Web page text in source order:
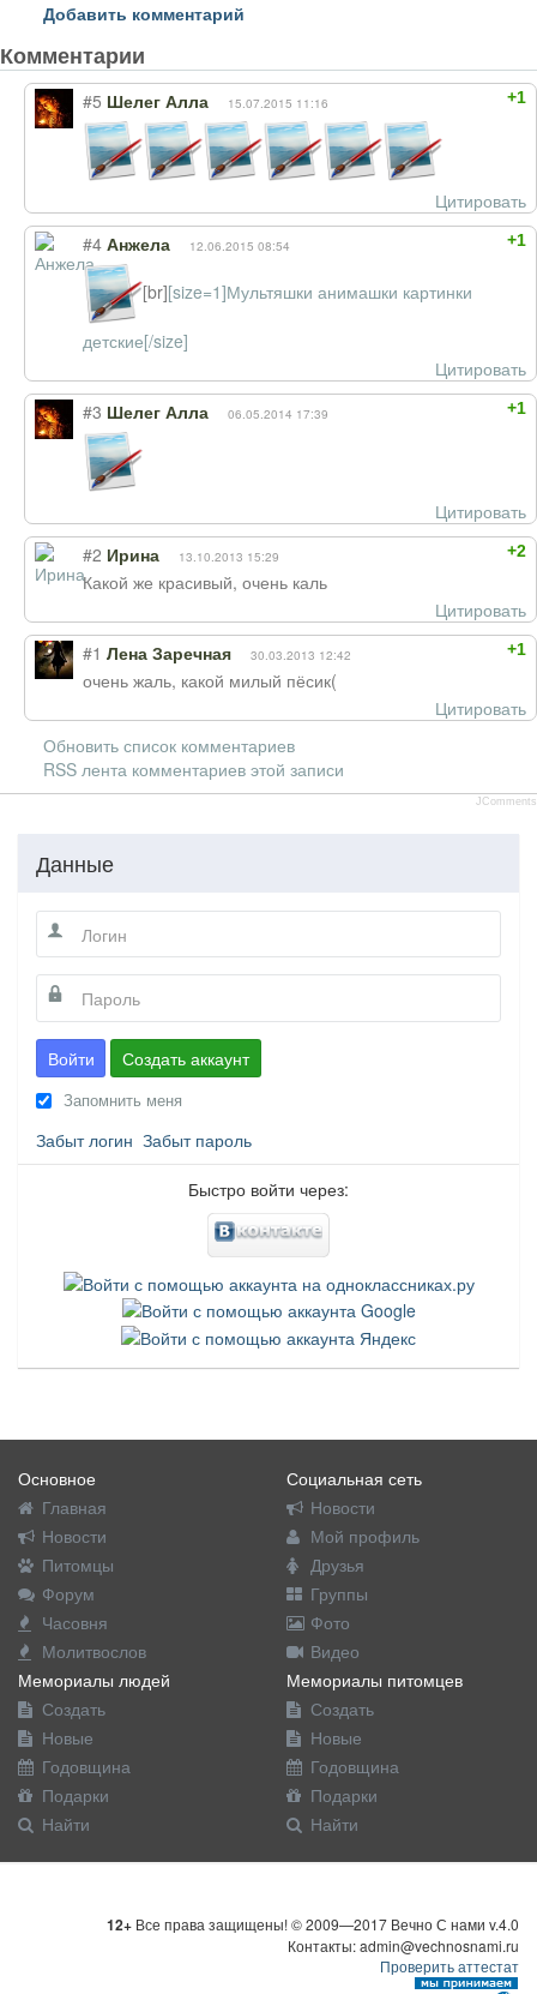
Добавить комментарий
Комментарии
+1
#5 Шелег Алла 15.07.2015 11:16
Цитировать
+1
#4 Анжела 12.06.2015 08:54
[br][size=1]Мультяшки анимашки картинки
детские[/size]
Цитировать
+1
#3 Шелег Алла 06.05.2014 17:39
Цитировать
+2
#2 Ирина 13.10.2013 15:29
Какой же красивый, очень каль
Цитировать
+1
#1 Лена Заречная 30.03.2013 12:42
очень жаль, какой милый пёсик(
Цитировать
Обновить список комментариев
RSS лента комментариев этой записи
JComments
Данные
Войти Создать аккаунт
Запомнить меня
Забыт логин Забыт пароль
Быстро войти через:
Основное
Главная
Новости
Питомцы
Форум
Часовня
Молитвослов
Социальная сеть
Новости
Мой профиль
Друзья
Группы
Фото
Видео
Мемориалы людей
Создать
Новые
Годовщина
Подарки
Найти
Мемориалы питомцев
Создать
Новые
Годовщина
Подарки
Найти
12+ Все права защищены! © 2009—2017 Вечно С нами v.4.0
Контакты: admin@vechnosnami.ru
Проверить аттестат